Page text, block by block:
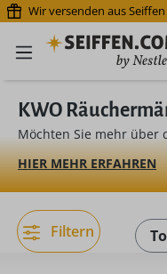
Zum Hauptinhalt
Wir versenden aus
KWO
Möchten Sie mehr über
HIER MEHR ERFAHREN
Filtern